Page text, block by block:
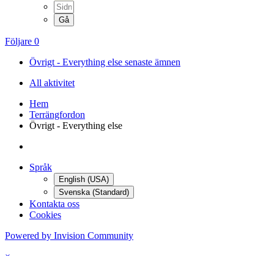
Följare 0
Övrigt - Everything else senaste ämnen
All aktivitet
Hem
Terrängfordon
Övrigt - Everything else
Språk
English (USA)
Svenska (Standard)
Kontakta oss
Cookies
Powered by Invision Community